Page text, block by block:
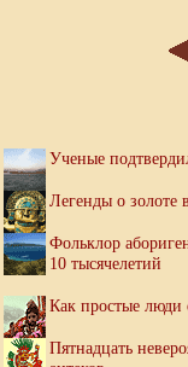
Ученые
Легенды о золоте
Фольклор
10 тысячелетий
Как простые люди
Пятнадцать